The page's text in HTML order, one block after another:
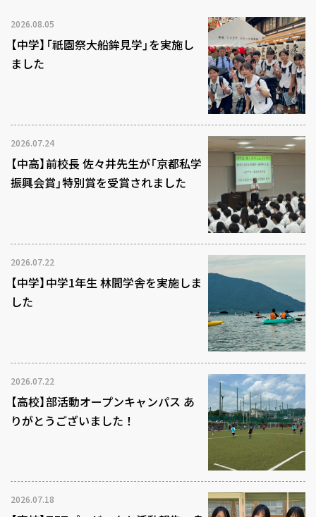
2026.08.05
【中学】「祇園祭大船鉾見学」を実施し
ました
2026.07.24
【中高】前校長 佐々井先生が「京都私学
振興会賞」特別賞を受賞されました
2026.07.22
【中学】中学1年生 林間学舎を実施しま
した
2026.07.22
【高校】部活動オープンキャンパス あ
りがとうございました！
2026.07.18